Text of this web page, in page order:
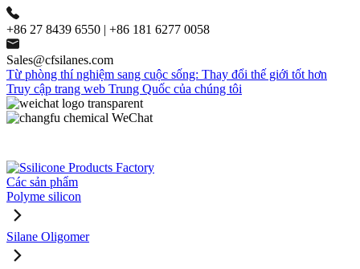
+86 27 8439 6550 | +86 181 6277 0058
Sales@cfsilanes.com
Từ phòng thí nghiệm sang cuộc sống: Thay đổi thế giới tốt hơn
Truy cập trang web Trung Quốc của chúng tôi
Các sản phẩm
Polyme silicon
Silane Oligomer